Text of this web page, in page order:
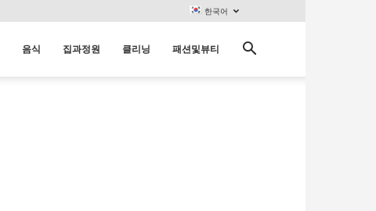
한국어
음식 집과정원 클리닝 패션및뷰티